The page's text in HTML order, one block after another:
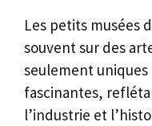
Les petits musées
souvent sur des
seulement uniques
fascinantes,
l’industrie et